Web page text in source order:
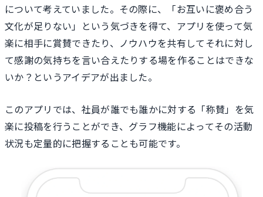
について考えていました。その際に、「お互いに褒め合う
文化が足りない」という気づきを得て、アプリを使って気
楽に相手に賞賛できたり、ノウハウを共有してそれに対し
て感謝の気持ちを言い合えたりする場を作ることはできな
いか？というアイデアが出ました。
このアプリでは、社員が誰でも誰かに対する「称賛」を気
楽に投稿を行うことができ、グラフ機能によってその活動
状況も定量的に把握することも可能です。